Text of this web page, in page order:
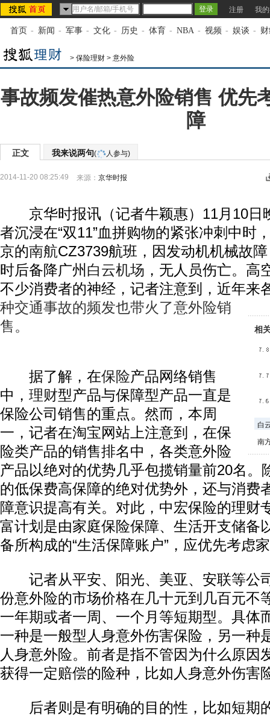
注册 我
首页 - 新闻 - 军事 - 文化 - 历史 - 体育 - NBA - 视频 - 娱谈 -
> 保险理财 > 意外险
事故频发催热意外险销售 优先
障
正文 我来说两句( 人参与)
2014-11-20 08:25:49 来源： 京华时报
京华时报讯（记者牛颖惠）11月10日
者沉浸在“双11”血拼购物的紧张冲刺中时
京的南航CZ3739航班，因发动机机械故
时后备降广州 白云机场 ，无人员伤亡。高
不少消费者的神经，记者注意到，近年来
相
白
南
种交通事故的频发也带火了意外险销
售。
据了解，在保险产品网络销售
中， 理财型产品与保障型产品一直是
保险公司销售的重点。然而，本周
一，记者在淘宝网站上注意到，在保
险类产品的销售排名中，各类意外险
产品以绝对的优势几乎包揽销量前20名。
的低保费高保障的绝对优势外，还与消费
障意识提高有关。对此，中宏保险的理财
富计划是由家庭保险保障、生活开支储备
备所构成的“生活保障账户”，应优先考虑
记者从平安、阳光、美亚、安联等公
份意外险的市场价格在几十元到几百元不
一年期或者一周、一个月等短期型。具体
一种是一般型人身意外伤害保险，另一种
人身意外险。前者是指不管因为什么原因
获得一定赔偿的险种，比如人身意外伤害
后者则是有明确的目的性，比如短期